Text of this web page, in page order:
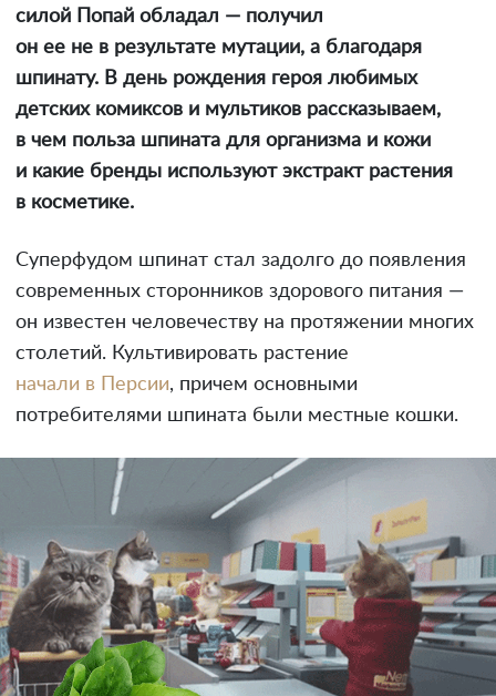
силой Попай обладал — получил
он ее не в результате мутации, а благодаря
шпинату. В день рождения героя любимых
детских комиксов и мультиков рассказываем,
в чем польза шпината для организма и кожи
и какие бренды используют экстракт растения
в косметике.
Суперфудом шпинат стал задолго до появления
современных сторонников здорового питания —
он известен человечеству на протяжении многих
столетий. Культивировать растение
начали в Персии, причем основными
потребителями шпината были местные кошки.